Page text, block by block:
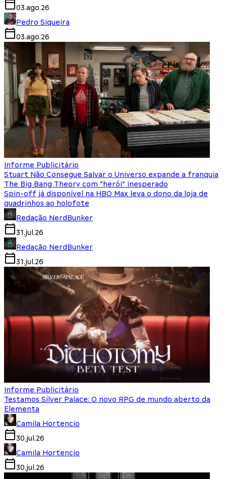
03.ago.26
Pedro Siqueira
03.ago.26
Informe Publicitário
Stuart Não Consegue Salvar o Universo expande a franquia
The Big Bang Theory com “herói” inesperado
Spin-off já disponível na HBO Max leva o dono da loja de
quadrinhos ao holofote
Redação NerdBunker
31.jul.26
Redação NerdBunker
31.jul.26
Informe Publicitário
Testamos Silver Palace: O novo RPG de mundo aberto da
Elementa
Camila Hortencio
30.jul.26
Camila Hortencio
30.jul.26